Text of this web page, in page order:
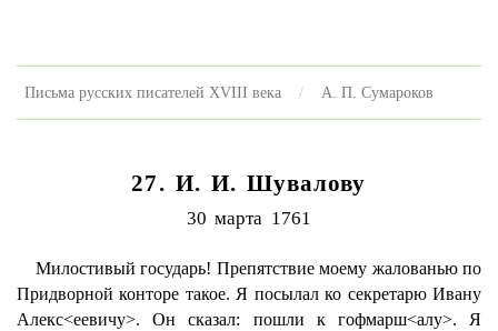
Письма русских писателей XVIII века А. П. Сумароков
27. И. И. Шувалову
30 марта 1761
Милостивый государь! Препятствие моему жалованью по
Придворной конторе такое. Я посылал ко секретарю Ивану
Алекс<еевичу>. Он сказал: пошли к гофмарш<алу>. Я